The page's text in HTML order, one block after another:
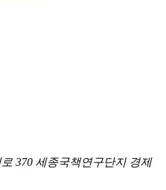
370 세종국책연구단지 경제